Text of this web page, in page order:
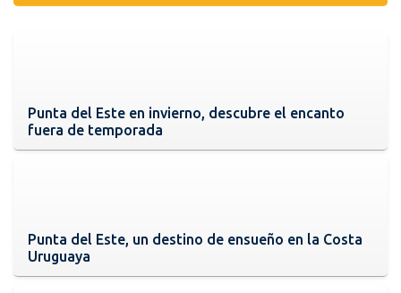
Punta del Este en invierno, descubre el encanto
fuera de temporada
Punta del Este, un destino de ensueño en la Costa
Uruguaya